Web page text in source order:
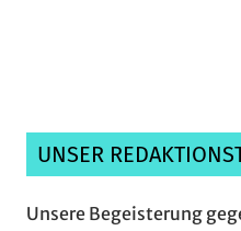
UNSER
Unsere Begeisterung